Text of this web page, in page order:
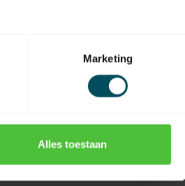
Marketing
Alles toestaan